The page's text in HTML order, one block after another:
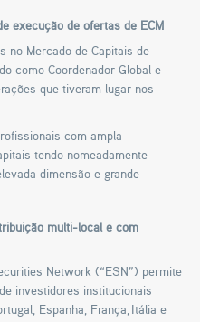
execução de ofertas de ECM
no Mercado de Capitais de
como Coordenador Global e
que tiveram lugar nos
com ampla
tendo nomeadamente
dimensão e grande
multi-local e com
Network (“ESN”) permite
investidores institucionais
Espanha, França, Itália e